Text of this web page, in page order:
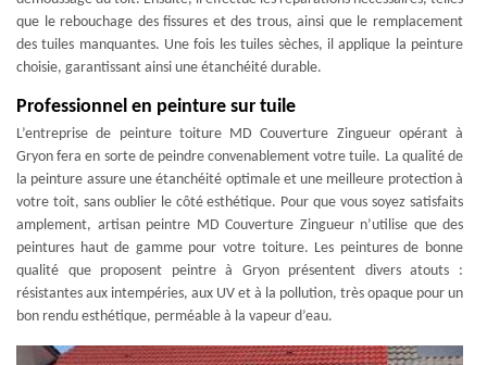
que le rebouchage des fissures et des trous, ainsi que le remplacement
des tuiles manquantes. Une fois les tuiles sèches, il applique la peinture
choisie, garantissant ainsi une étanchéité durable.
Professionnel en peinture sur tuile
L’entreprise de peinture toiture MD Couverture Zingueur opérant à
Gryon fera en sorte de peindre convenablement votre tuile. La qualité de
la peinture assure une étanchéité optimale et une meilleure protection à
votre toit, sans oublier le côté esthétique. Pour que vous soyez satisfaits
amplement, artisan peintre MD Couverture Zingueur n’utilise que des
peintures haut de gamme pour votre toiture. Les peintures de bonne
qualité que proposent peintre à Gryon présentent divers atouts :
résistantes aux intempéries, aux UV et à la pollution, très opaque pour un
bon rendu esthétique, perméable à la vapeur d’eau.